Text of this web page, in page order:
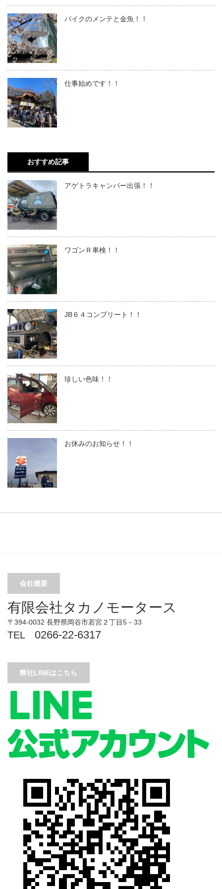
バイクのメンテと金魚！！
仕事始めです！！
おすすめ記事
アゲトラキャンパー出張！！
ワゴンＲ車検！！
JB６４コンプリート！！
珍しい色味！！
お休みのお知らせ！！
会社概要
有限会社タカノモータース
〒394-0032 長野県岡谷市若宮２丁目5－33
TEL 0266-22-6317
弊社LINEはこちら